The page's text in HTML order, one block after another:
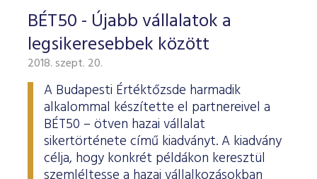
BÉT50 - Újabb vállalatok a
legsikeresebbek között
2018. szept. 20.
A Budapesti Értéktőzsde harmadik
alkalommal készítette el partnereivel a
BÉT50 – ötven hazai vállalat
sikertörténete című kiadványt. A kiadvány
célja, hogy konkrét példákon keresztül